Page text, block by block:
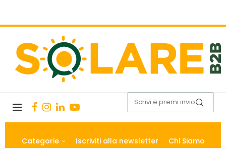
Categorie Iscriviti alla newsletter Chi Siamo